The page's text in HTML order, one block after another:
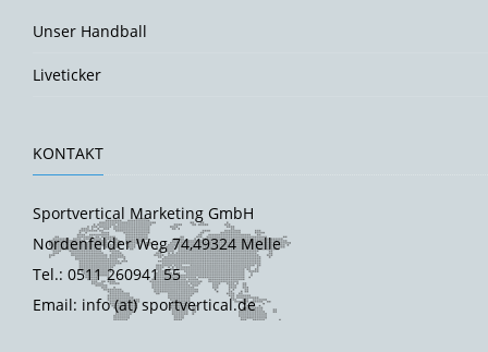
Unser Handball
Liveticker
KONTAKT
Sportvertical Marketing GmbH
Nordenfelder Weg 74,49324 Melle
Tel.: 0511 260941 55
Email: info (at) sportvertical.de